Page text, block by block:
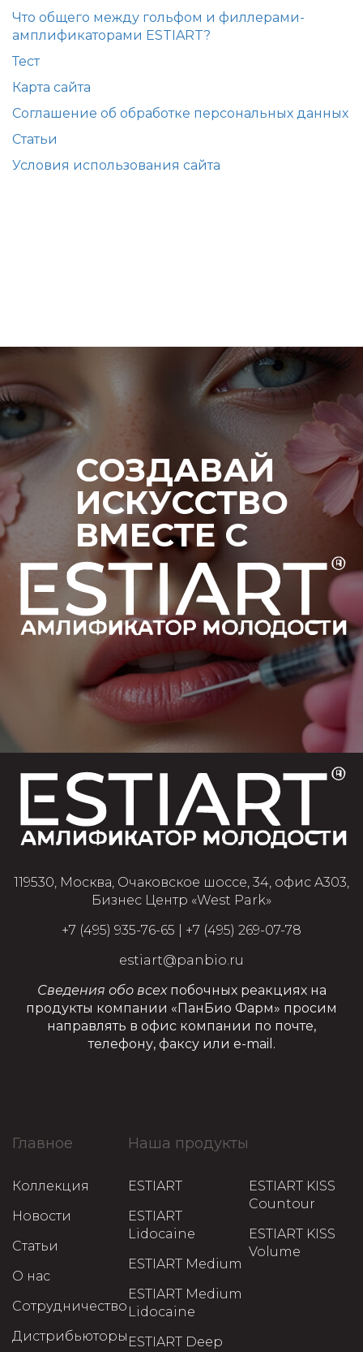
Что общего между гольфом и филлерами-
амплификаторами ESTIART?
Тест
Карта сайта
Соглашение об обработке персональных данных
Статьи
Условия использования сайта
СОЗДАВАЙ
ИСКУССТВО
ВМЕСТЕ С
119530, Москва, Очаковское шоссе, 34, офис A303,
Бизнес Центр «West Park»
+7 (495) 935-76-65
+7 (495) 269-07-78
estiart@panbio.ru
Сведения обо всехпобочных реакциях на
продукты компании «ПанБио Фарм» просим
направлять в офис компании по почте,
телефону, факсу или e-mail.
Главное
Коллекция
Новости
Статьи
О нас
Сотрудничество
Дистрибьюторы
Наша продукты
ESTIART
ESTIART
Lidocaine
ESTIART Medium
ESTIART Medium
Lidocaine
ESTIART Deep
ESTIART KISS
Countour
ESTIART KISS
Volume